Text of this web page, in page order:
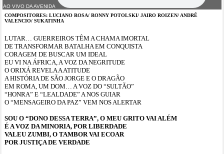
AO VIVO DA AVENIDA
COMPOSITORES: LUCIANO ROSA/ RONNY POTOLSKI/ JAIRO ROIZEN/ ANDRÉ
VALENCIO/ SUKATINHA
LUTAR… GUERREIROS TÊM A CHAMA IMORTAL
DE TRANSFORMAR BATALHA EM CONQUISTA
CORAGEM DE BUSCAR UM IDEAL
EU VI NA ÁFRICA, A VOZ DA NEGRITUDE
O ORIXÁ REVELA A ATITUDE
A HISTÓRIA DE SÃO JORGE E O DRAGÃO
EM ROMA, UM DOM… A VOZ DO “SULTÃO”
“HONRA” E “LEALDADE” A NOS GUIAR
O “MENSAGEIRO DA PAZ” VEM NOS ALERTAR
SOU O “DONO DESSA TERRA”, O MEU GRITO VAI ALÉM
É A VOZ DA MINORIA, POR LIBERDADE
VALEU ZUMBI, O TAMBOR VAI ECOAR
POR JUSTIÇA DE VERDADE